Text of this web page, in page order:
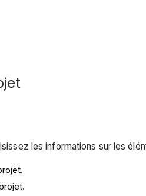
les informations sur les